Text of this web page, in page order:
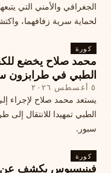
الجغرافي والأمني التي
لحماية سرية زفافهما،
في البرتغال، واعرف ما هي
القادمة في هذا الحدث
كورة
محمد صلاح يخضع
الطبي في طرابزون
٥ أغسطس ٢٠٢٦
يستعد محمد صلاح لإجراء
الطبي تمهيدا للانتقال إلى
سبور.
كورة
فينيسيوس يكشف عن